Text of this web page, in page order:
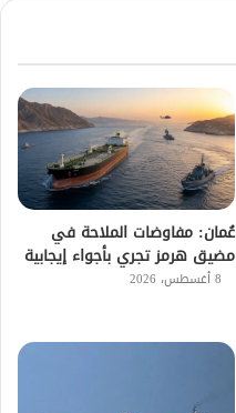
عُمان: مفاوضات الملاحة في
مضيق هرمز تجري بأجواء إيجابية
8 أغسطس، 2026